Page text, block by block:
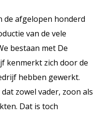
de afgelopen honderd
van de vele
bestaan met De
kenmerkt zich door de
hebben gewerkt.
zowel vader, zoon als
Dat is toch